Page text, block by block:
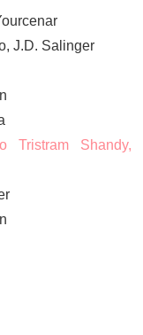
J.D. Salinger
Tristram Shandy,